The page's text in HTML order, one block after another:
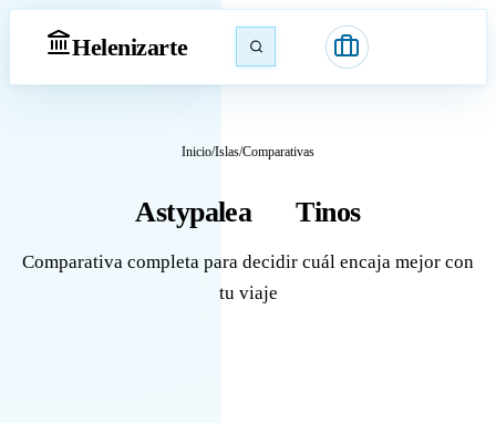
Helenizarte
Inicio/Islas/Comparativas
Astypalea Tinos
Comparativa completa para decidir cuál encaja mejor con
tu viaje